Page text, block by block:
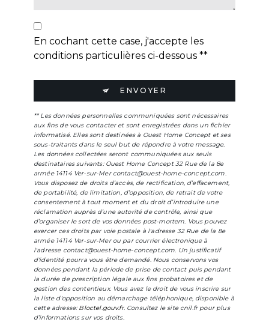
En cochant cette case, j'accepte les
conditions particulières ci-dessous **
ENVOYER
** Les données personnelles communiquées sont nécessaires
aux fins de vous contacter et sont enregistrées dans un fichier
informatisé. Elles sont destinées à Ouest Home Concept et ses
sous-traitants dans le seul but de répondre à votre message.
Les données collectées seront communiquées aux seuls
destinataires suivants: Ouest Home Concept 32 Rue de la 8e
armée 14114 Ver-sur-Mer contact@ouest-home-concept.com.
Vous disposez de droits d’accès, de rectification, d’effacement,
de portabilité, de limitation, d’opposition, de retrait de votre
consentement à tout moment et du droit d’introduire une
réclamation auprès d’une autorité de contrôle, ainsi que
d’organiser le sort de vos données post-mortem. Vous pouvez
exercer ces droits par voie postale à l'adresse 32 Rue de la 8e
armée 14114 Ver-sur-Mer ou par courrier électronique à
l'adresse contact@ouest-home-concept.com. Un justificatif
d'identité pourra vous être demandé. Nous conservons vos
données pendant la période de prise de contact puis pendant
la durée de prescription légale aux fins probatoires et de
gestion des contentieux. Vous avez le droit de vous inscrire sur
la liste d'opposition au démarchage téléphonique, disponible à
cette adresse: Bloctel.gouv.fr. Consultez le site cnil.fr pour plus
d’informations sur vos droits.